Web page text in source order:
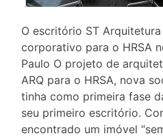
O escritório ST
corporativo para o HRSA
Paulo O projeto de
ARQ para o HRSA, nova
tinha como primeira fase
seu primeiro escritório.
encontrado um imóvel